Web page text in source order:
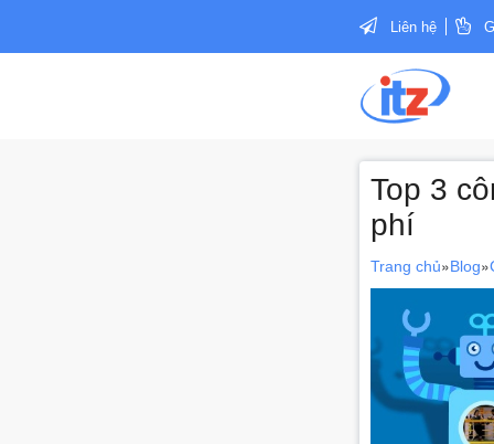
Liên hệ
Top 3
phí
Trang chủ»Blog»